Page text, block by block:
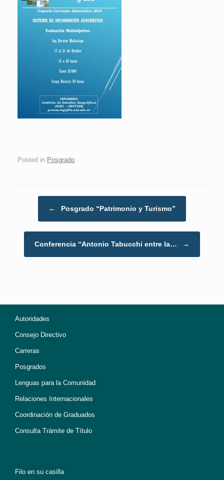
Posted in Posgrado.
← Posgrado “Patrimonio y Turismo”
Conferencia “Antonio Tabucchi entre la… →
Autoridades
Consejo Directivo
Carreras
Posgrados
Lenguas para la Comunidad
Relaciones Internacionales
Coordinación de Graduados
Consulta Trámite de Título
Filo en su casilla